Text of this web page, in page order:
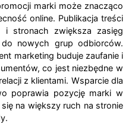
marki może znacząco
online. Publikacja treści
i stronach zwiększa zasięg
do nowych grup odbiorców.
marketing buduje zaufanie i
co jest niezbędne w
z klientami. Wsparcie dla
poprawia pozycję marki w
na większy ruch na stronie